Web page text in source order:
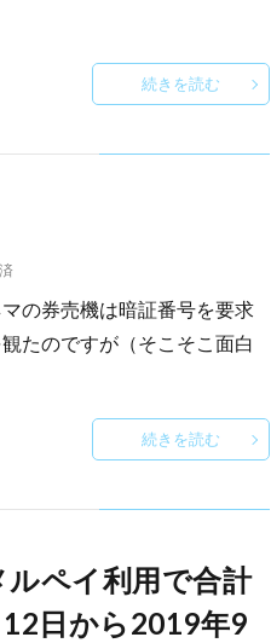
続きを読む
の券売機は暗証番号を要求
たのですが（そこそこ面白
続きを読む
ペイ利用で合計
日から2019年9